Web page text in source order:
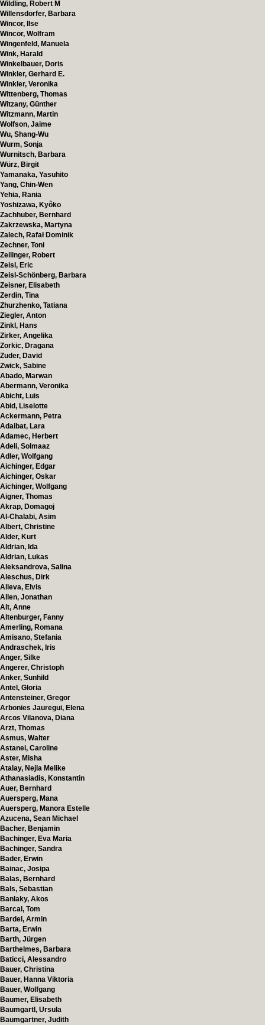
Wildling, Robert M
Willensdorfer, Barbara
Wincor, Ilse
Wincor, Wolfram
Wingenfeld, Manuela
Wink, Harald
Winkelbauer, Doris
Winkler, Gerhard E.
Winkler, Veronika
Wittenberg, Thomas
Witzany, Günther
Witzmann, Martin
Wolfson, Jaime
Wu, Shang-Wu
Wurm, Sonja
Wurnitsch, Barbara
Würz, Birgit
Yamanaka, Yasuhito
Yang, Chin-Wen
Yehia, Rania
Yoshizawa, Kyôko
Zachhuber, Bernhard
Zakrzewska, Martyna
Zalech, Rafał Dominik
Zechner, Toni
Zeilinger, Robert
Zeisl, Eric
Zeisl-Schönberg, Barbara
Zeisner, Elisabeth
Zerdin, Tina
Zhurzhenko, Tatiana
Ziegler, Anton
Zinkl, Hans
Zirker, Angelika
Zorkic, Dragana
Zuder, David
Zwick, Sabine
Abado, Marwan
Abermann, Veronika
Abicht, Luis
Abid, Liselotte
Ackermann, Petra
Adaibat, Lara
Adamec, Herbert
Adeli, Solmaaz
Adler, Wolfgang
Aichinger, Edgar
Aichinger, Oskar
Aichinger, Wolfgang
Aigner, Thomas
Akrap, Domagoj
Al-Chalabi, Asim
Albert, Christine
Alder, Kurt
Aldrian, Ida
Aldrian, Lukas
Aleksandrova, Salina
Aleschus, Dirk
Alieva, Elvis
Allen, Jonathan
Alt, Anne
Altenburger, Fanny
Amerling, Romana
Amisano, Stefania
Andraschek, Iris
Anger, Silke
Angerer, Christoph
Anker, Sunhild
Antel, Gloria
Antensteiner, Gregor
Arbonies Jauregui, Elena
Arcos Vilanova, Diana
Arzt, Thomas
Asmus, Walter
Astanei, Caroline
Aster, Misha
Atalay, Nejla Melike
Athanasiadis, Konstantin
Auer, Bernhard
Auersperg, Mana
Auersperg, Manora Estelle
Azucena, Sean Michael
Bacher, Benjamin
Bachinger, Eva Maria
Bachinger, Sandra
Bader, Erwin
Bainac, Josipa
Balas, Bernhard
Bals, Sebastian
Banlaky, Akos
Barcal, Tom
Bardel, Armin
Barta, Erwin
Barth, Jürgen
Barthelmes, Barbara
Baticci, Alessandro
Bauer, Christina
Bauer, Hanna Viktoria
Bauer, Wolfgang
Baumer, Elisabeth
Baumgartl, Ursula
Baumgartner, Judith